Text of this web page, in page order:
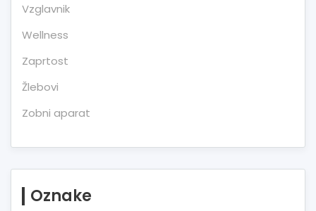
Vzglavnik
Wellness
Zaprtost
Žlebovi
Zobni aparat
Oznake